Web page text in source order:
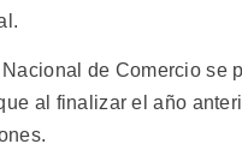
de Comercio se
al finalizar el año